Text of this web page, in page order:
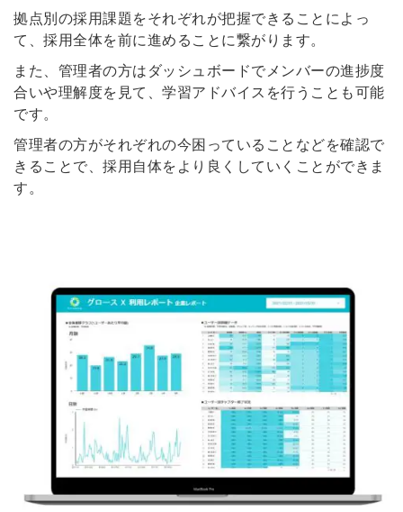
拠点別の採用課題をそれぞれが把握できることによっ
て、採用全体を前に進めることに繋がります。
また、管理者の方はダッシュボードでメンバーの進捗度
合いや理解度を見て、学習アドバイスを行うことも可能
です。
管理者の方がそれぞれの今困っていることなどを確認で
きることで、採用自体をより良くしていくことができま
す。
をご利用する
簡単10秒！無料会員登録
採用課題の解決、新しい採用の
取り組みなどを取材したインタ